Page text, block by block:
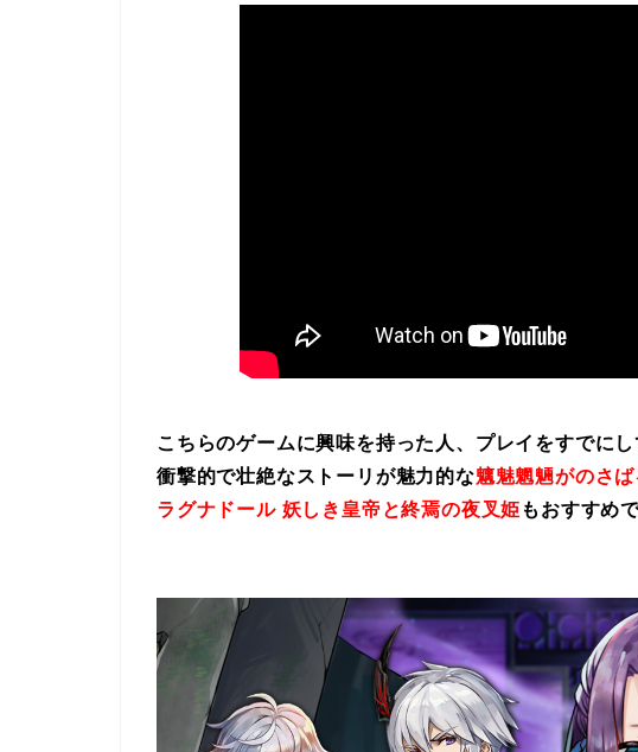
こちらのゲームに興味を持った人、プレイをすでにし
衝撃的で壮絶なストーリが魅力的な魑魅魍魎がのさ
ラグナドール 妖しき皇帝と終焉の夜叉姫 もおすすめで